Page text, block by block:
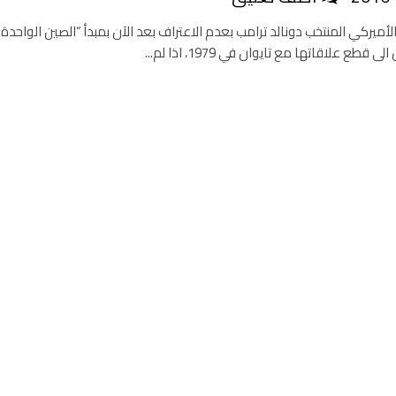
المنتخب دونالد ترامب بعدم الاعتراف بعد الآن بمبدأ “الصين
علاقاتها مع تايوان في 1979، اذا لم...